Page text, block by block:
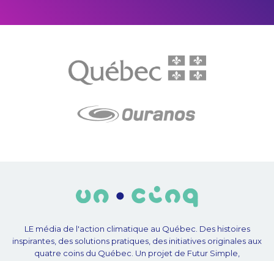
LE média de l'action climatique au Québec. Des histoires
inspirantes, des solutions pratiques, des initiatives originales aux
quatre coins du Québec. Un projet de Futur Simple,